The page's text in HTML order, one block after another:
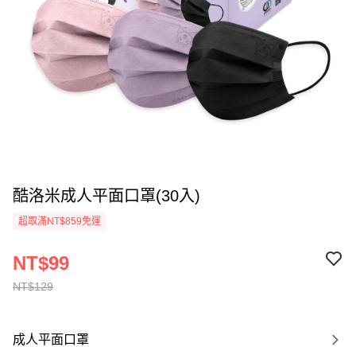
酷洛米成人平面口罩(30入)
超取滿NT$859免運
NT$129
NT$99
成人平面口罩